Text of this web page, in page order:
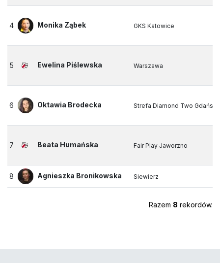
4 Monika Ząbek GKS Katowice
5 Ewelina Piślewska Warszawa
6 Oktawia Brodecka Strefa Diamond Two Gdańsk
7 Beata Humańska Fair Play Jaworzno
8 Agnieszka Bronikowska Siewierz
Razem 8 rekordów.